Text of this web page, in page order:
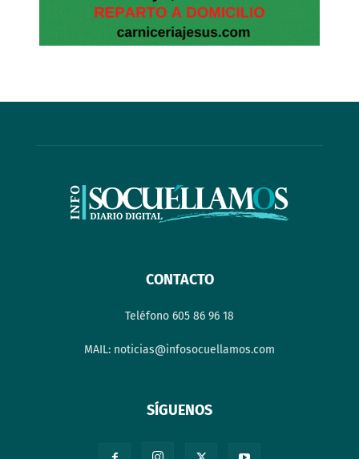
CONTACTO
Teléfono 605 86 96 18
MAIL: noticias@infosocuellamos.com
SÍGUENOS